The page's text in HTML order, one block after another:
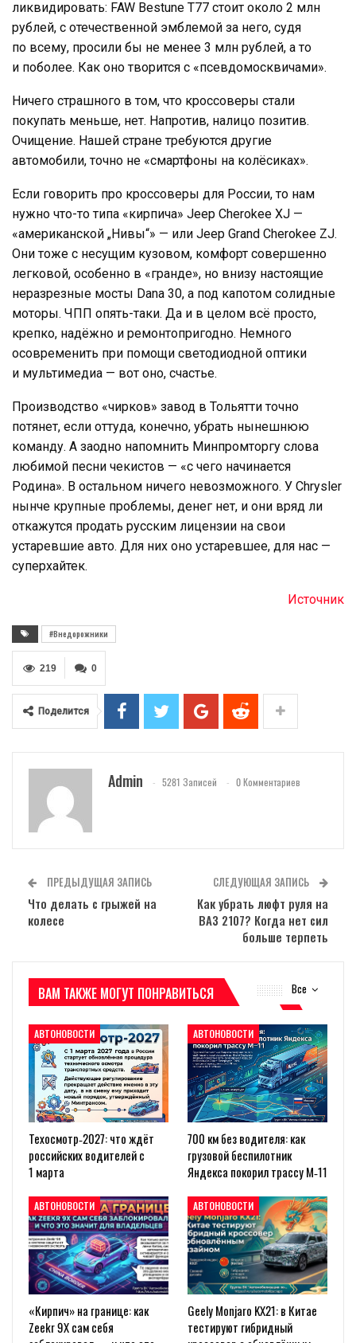
ликвидировать: FAW Bestune T77 стоит около 2 млн
рублей, с отечественной эмблемой за него, судя
по всему, просили бы не менее 3 млн рублей, а то
и поболее. Как оно творится с «псевдомосквичами».
Ничего страшного в том, что кроссоверы стали
покупать меньше, нет. Напротив, налицо позитив.
Очищение. Нашей стране требуются другие
автомобили, точно не «смартфоны на колёсиках».
Если говорить про кроссоверы для России, то нам
нужно что-то типа «кирпича» Jeep Cherokee XJ —
«американской „Нивы“» — или Jeep Grand Cherokee ZJ.
Они тоже с несущим кузовом, комфорт совершенно
легковой, особенно в «гранде», но внизу настоящие
неразрезные мосты Dana 30, а под капотом солидные
моторы. ЧПП опять-таки. Да и в целом всё просто,
крепко, надёжно и ремонтопригодно. Немного
осовременить при помощи светодиодной оптики
и мультимедиа — вот оно, счастье.
Производство «чирков» завод в Тольятти точно
потянет, если оттуда, конечно, убрать нынешнюю
команду. А заодно напомнить Минпромторгу слова
любимой песни чекистов — «с чего начинается
Родина». В остальном ничего невозможного. У Chrysler
нынче крупные проблемы, денег нет, и они вряд ли
откажутся продать русским лицензии на свои
устаревшие авто. Для них оно устаревшее, для нас —
суперхайтек.
Источник
#Внедорожники
0
219
Поделится
Admin 5281 Записей 0 Комментариев
ПРЕДЫДУЩАЯ ЗАПИСЬ
Что делать с грыжей на
колесе
СЛЕДУЮЩАЯ ЗАПИСЬ
Как убрать люфт руля на
ВАЗ 2107? Когда нет сил
больше терпеть
Все
ВАМ ТАКЖЕ МОГУТ ПОНРАВИТЬСЯ
АВТОНОВОСТИ
Техосмотр‑2027: что ждёт
российских водителей с
1 марта
АВТОНОВОСТИ
700 км без водителя: как
грузовой беспилотник
Яндекса покорил трассу М‑11
АВТОНОВОСТИ
«Кирпич» на границе: как
Zeekr 9X сам себя
АВТОНОВОСТИ
Geely Monjaro KX21: в Китае
тестируют гибридный